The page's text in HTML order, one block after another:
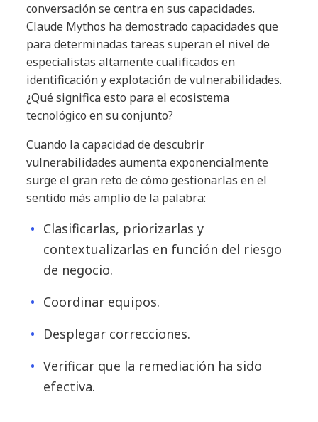
conversación se centra en sus capacidades.
Claude Mythos ha demostrado capacidades que
para determinadas tareas superan el nivel de
especialistas altamente cualificados en
identificación y explotación de vulnerabilidades.
¿Qué significa esto para el ecosistema
tecnológico en su conjunto?
Cuando la capacidad de descubrir
vulnerabilidades aumenta exponencialmente
surge el gran reto de cómo gestionarlas en el
sentido más amplio de la palabra:
Clasificarlas, priorizarlas y
contextualizarlas en función del riesgo
de negocio.
Coordinar equipos.
Desplegar correcciones.
Verificar que la remediación ha sido
efectiva.